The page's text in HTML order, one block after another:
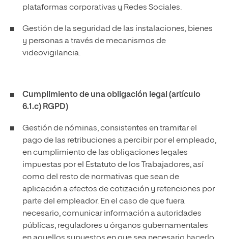
plataformas corporativas y Redes Sociales.
Gestión de la seguridad de las instalaciones, bienes
y personas a través de mecanismos de
videovigilancia.
Cumplimiento de una obligación legal (artículo
6.1.c) RGPD)
Gestión de nóminas, consistentes en tramitar el
pago de las retribuciones a percibir por el empleado,
en cumplimiento de las obligaciones legales
impuestas por el Estatuto de los Trabajadores, así
como del resto de normativas que sean de
aplicación a efectos de cotización y retenciones por
parte del empleador. En el caso de que fuera
necesario, comunicar información a autoridades
públicas, reguladores u órganos gubernamentales